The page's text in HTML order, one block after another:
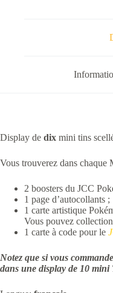
Display de dix mini tins
Vous trouverez dans
2 boosters du JCC
1 page d’autocollants ;
1 carte artistique
Vous pouvez
1 carte à code pour le
Notez que si vous
dans une display de 10 mini